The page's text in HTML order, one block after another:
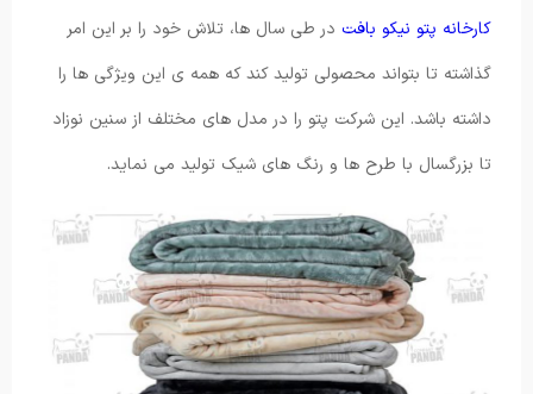
کارخانه پتو نیکو بافت در طی سال ها، تلاش خود را بر این امر
گذاشته تا بتواند محصولی تولید کند که همه ی این ویژگی ها را
داشته باشد. این شرکت پتو را در مدل های مختلف از سنین نوزاد
تا بزرگسال با طرح ها و رنگ های شیک تولید می نماید.